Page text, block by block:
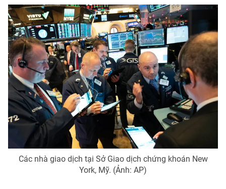
Các nhà giao dịch tại Sở Giao dịch chứng khoán New
York, Mỹ. (Ảnh: AP)